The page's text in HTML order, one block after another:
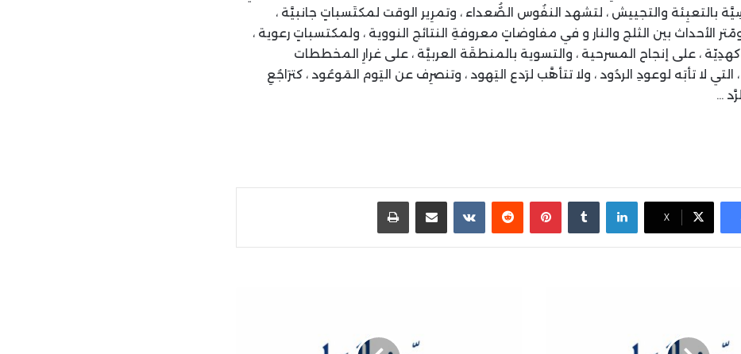
بالتعبِئة والتجييش ، لتشهد النفُوس الصٌُعداء ، وتمرِير الوقت لمكتَسباتٍ جانبيَّة ،
الأحداث بين الثلج والنار و في مفاوضاتٍ معروفةِ النتائج النووية ، ولمكتسباتٍ رعوية ،
، على إنجاح المسرحية ، والتسوية بالمنطقَة العربيَّة ، على غرارِ المخططات
التي لا تأبَه لوعودِ الردُود ، ولا تتأهَّب لرَدع اليَهود ، وتنصرِف عن اليَوم المَوعُود ، كترَاجُعِ
…
X
لينكدإن بينتيريست مشاركة عبر البريد طباعة